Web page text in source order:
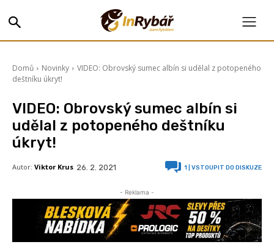
Domů Novinky
VIDEO: Obrovský sumec albín si udělal z potopeného
deštníku úkryt!
VIDEO: Obrovský sumec albín si
udělal z potopeného deštníku
úkryt!
Autor: Viktor Krus 26. 2. 2021 1 | VSTOUPIT DO DISKUZE
- Reklama -